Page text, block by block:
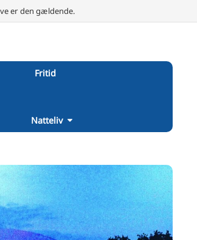
er den gældende.
Fritid
Natteliv